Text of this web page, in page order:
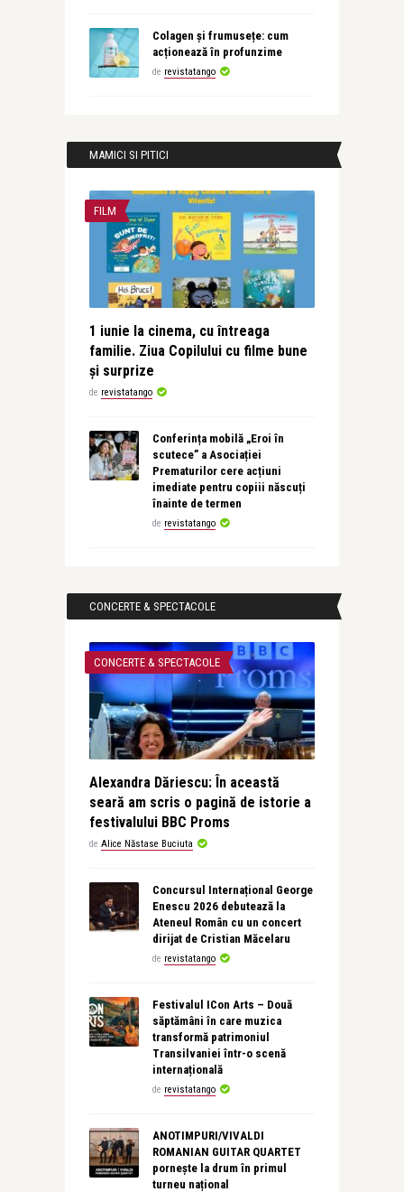
Colagen și frumusețe: cum
acționează în profunzime
de revistatango
MAMICI SI PITICI
FILM
1 iunie la cinema, cu întreaga
familie. Ziua Copilului cu filme bune
și surprize
de revistatango
Conferința mobilă „Eroi în
scutece” a Asociației
Prematurilor cere acțiuni
imediate pentru copiii născuți
înainte de termen
de revistatango
CONCERTE & SPECTACOLE
CONCERTE & SPECTACOLE
Alexandra Dăriescu: În această
seară am scris o pagină de istorie a
festivalului BBC Proms
de Alice Năstase Buciuta
Concursul Internațional George
Enescu 2026 debutează la
Ateneul Român cu un concert
dirijat de Cristian Măcelaru
de revistatango
Festivalul ICon Arts – Două
săptămâni în care muzica
transformă patrimoniul
Transilvaniei într-o scenă
internațională
de revistatango
ANOTIMPURI/VIVALDI
ROMANIAN GUITAR QUARTET
pornește la drum în primul
turneu național